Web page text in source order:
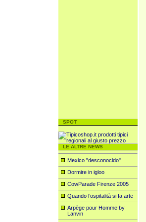
SPOT
LE ALTRE NEWS
Mexico "desconocido"
Dormire in igloo
CowParade Firenze 2005
Quando l’ospitalità si fa arte
Arpège pour Homme by
Lanvin